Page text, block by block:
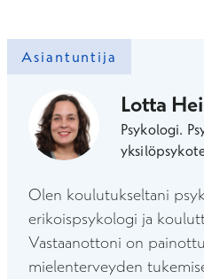
Asiantuntija
Lotta
Psykologi.
Olen koulutukseltani
erikoispsykologi ja
Vastaanottoni on
mielenterveyden